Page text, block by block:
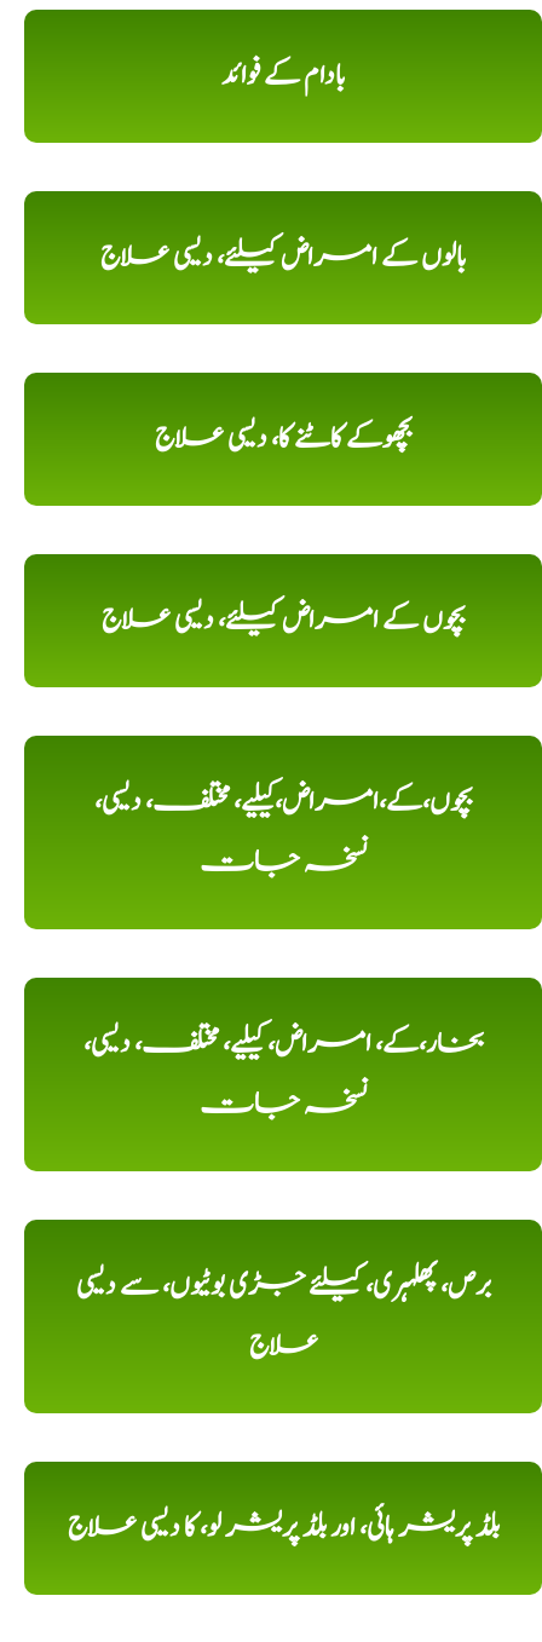
بادام کے فوائد
بالوں کے امراض کیلئے، دیسی علاج
بچھوکے کاٹنے کا، دیسی علاج
بچوں کے امراض کیلئے، دیسی علاج
بچوں،کے،امراض،کیلیے، مختلف، دیسی،
نسخہ جات
بخار،کے، امراض، کیلیے، مختلف، دیسی،
نسخہ جات
برص، پھلہری، کیلئے جڑی بوٹیوں، سے دیسی
علاج
بلڈ پریشر ہائی، اور بلڈ پریشر لو، کا دیسی علاج